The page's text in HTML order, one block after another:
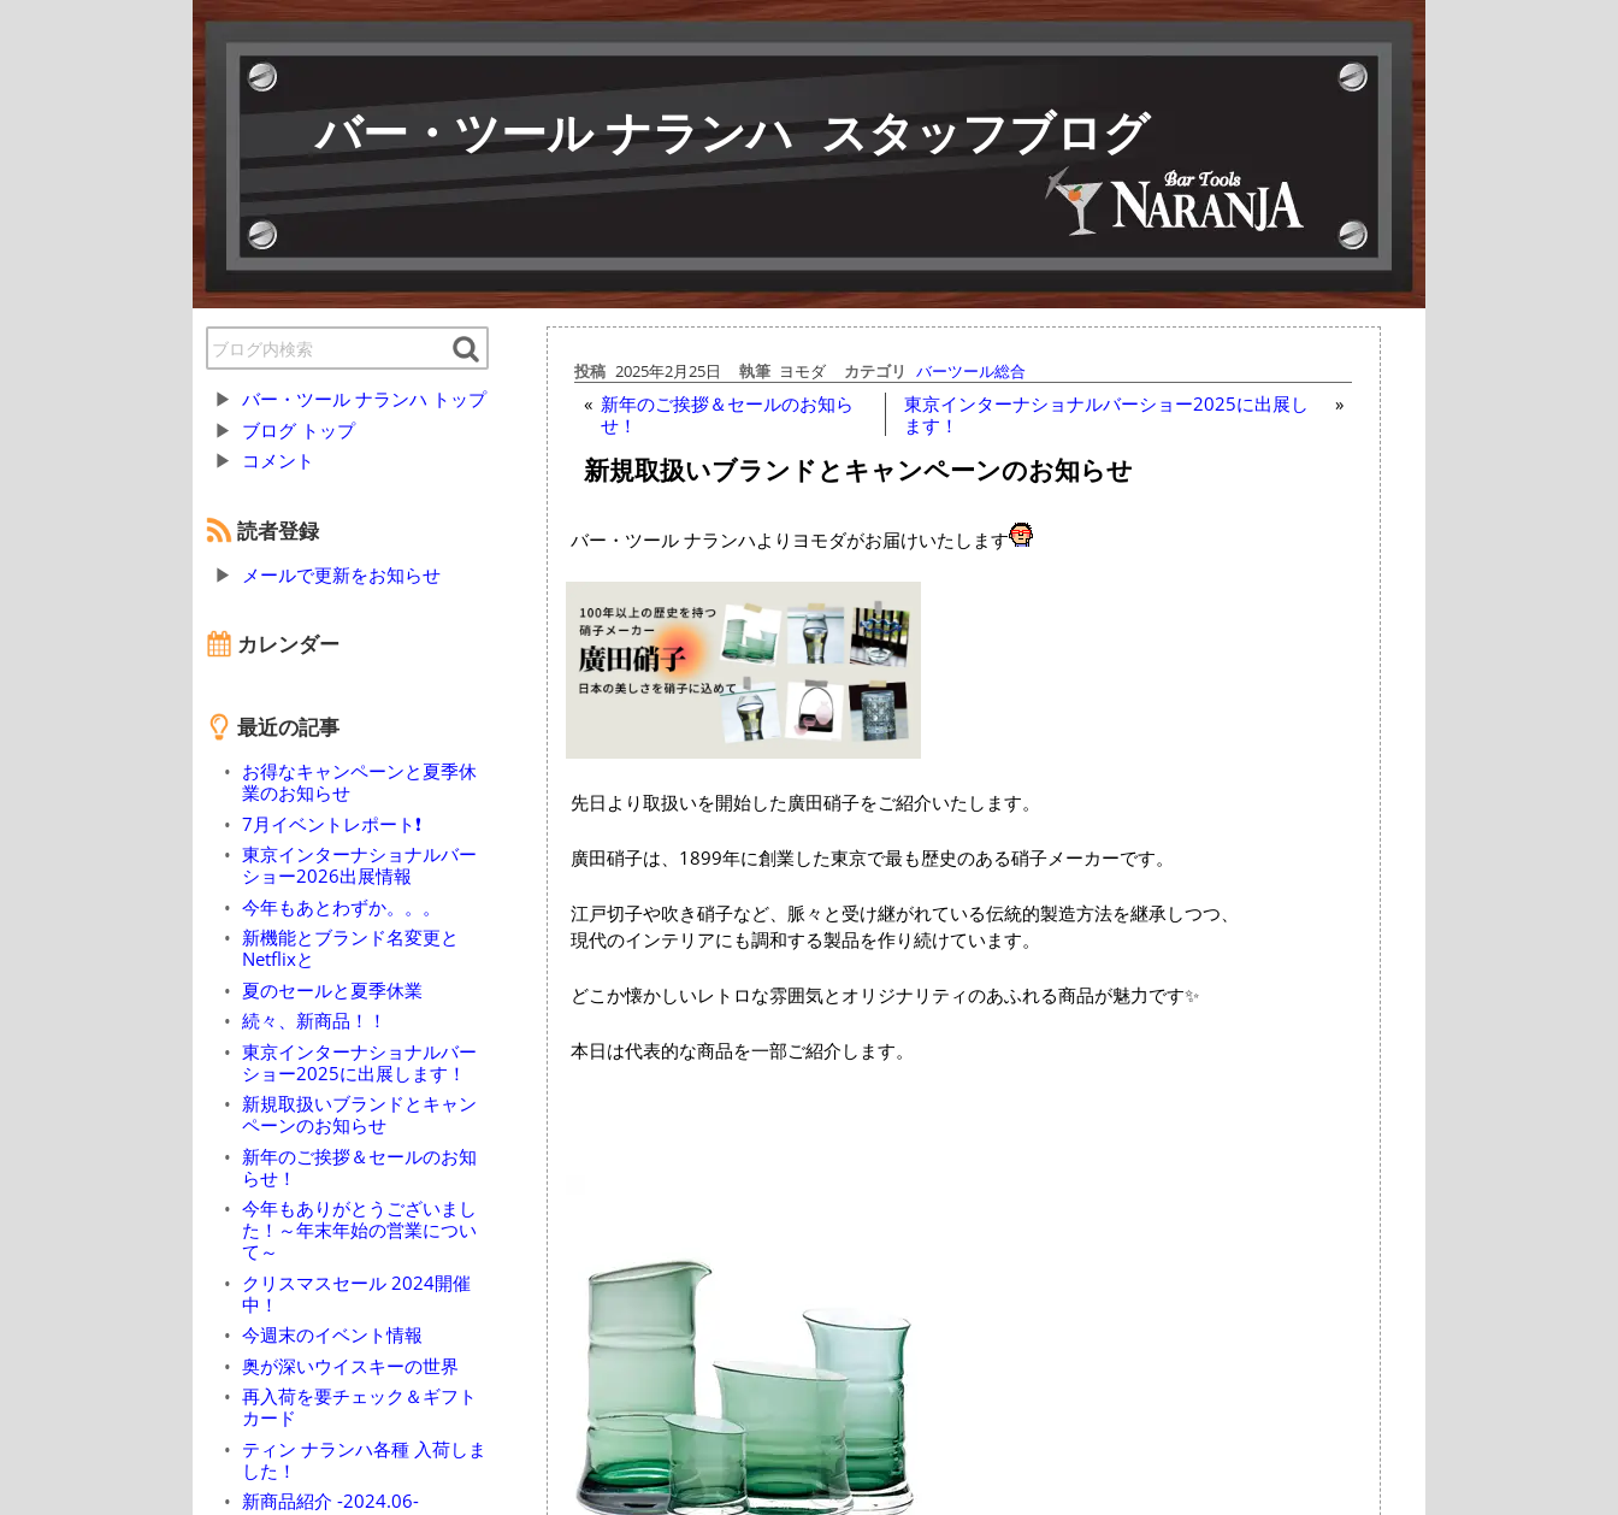
バー・ツール ナランハ スタッフブログ
バー・ツール ナランハ トップ
ブログ トップ
コメント
読者登録
メールで更新をお知らせ
カレンダー
最近の記事
お得なキャンペーンと夏季休
業のお知らせ
7月イベントレポート❗
東京インターナショナルバー
ショー2026出展情報
今年もあとわずか。。。
新機能とブランド名変更と
Netflixと
夏のセールと夏季休業
続々、新商品！！
東京インターナショナルバー
ショー2025に出展します！
新規取扱いブランドとキャン
ペーンのお知らせ
新年のご挨拶＆セールのお知
らせ！
今年もありがとうございまし
た！～年末年始の営業につい
て～
クリスマスセール 2024開催
中！
今週末のイベント情報
奥が深いウイスキーの世界
再入荷を要チェック＆ギフト
カード
ティン ナランハ各種 入荷しま
した！
新商品紹介 -2024.06-
投稿 2025年2月25日 執筆 ヨモダ カテゴリ バーツール総合
« 新年のご挨拶＆セールのお知ら
せ！
東京インターナショナルバーショー2025に出展し
ます！
»
新規取扱いブランドとキャンペーンのお知らせ
バー・ツール ナランハよりヨモダがお届けいたします
先日より取扱いを開始した廣田硝子をご紹介いたします。
廣田硝子は、1899年に創業した東京で最も歴史のある硝子メーカーです。
江戸切子や吹き硝子など、脈々と受け継がれている伝統的製造方法を継承しつつ、
現代のインテリアにも調和する製品を作り続けています。
どこか懐かしいレトロな雰囲気とオリジナリティのあふれる商品が魅力です✨
本日は代表的な商品を一部ご紹介します。